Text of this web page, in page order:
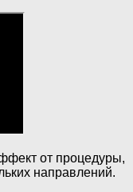
от процедуры,
направлений.